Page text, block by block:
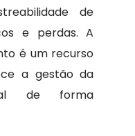
de
e perdas. A
é um recurso
a gestão da
de forma